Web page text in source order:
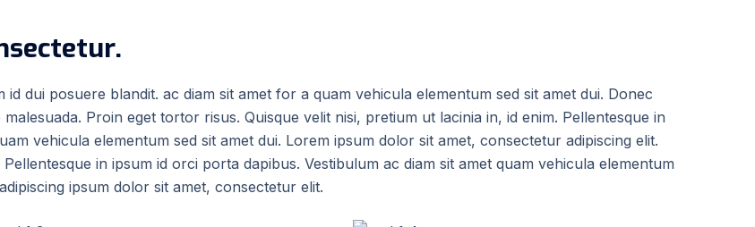
dui posuere blandit. ac diam sit amet for a quam vehicula elementum sed sit amet dui. Donec
Proin eget tortor risus. Quisque velit nisi, pretium ut lacinia in, id enim. Pellentesque in
vehicula elementum sed sit amet dui. Lorem ipsum dolor sit amet, consectetur adipiscing elit.
in ipsum id orci porta dapibus. Vestibulum ac diam sit amet quam vehicula elementum
ipsum dolor sit amet, consectetur elit.